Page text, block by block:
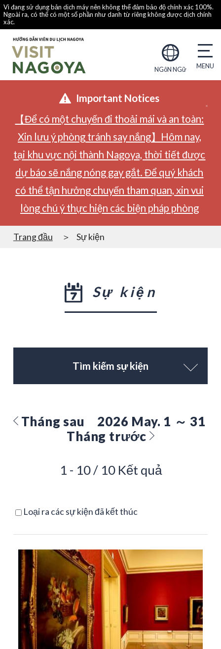
Vì đang sử dụng bản dịch máy nên không thể đảm bảo độ chính xác 100%.
Ngoài ra, có thể có một số phần như danh từ riêng không được dịch chính
xác.
NGôN NGữ
Important Notices
【Để có một chuyến đi thoải mái và an toàn:
Xin lưu ý phòng tránh say nắng】Hôm nay,
tại khu vực nội thành Nagoya, thời tiết được
dự báo sẽ nắng nóng gay gắt. Để quý khách
có thể tận hưởng chuyến tham quan, xin vui
lòng chú ý thực hiện các biện pháp phòng
Trang đầu Sự kiện
Sự kiện
Tìm kiếm sự kiện
Tháng sau
2026 May. 1 ～ 31
Tháng trước
1 - 10 / 10 Kết quả
Loại ra các sự kiện đã kết thúc